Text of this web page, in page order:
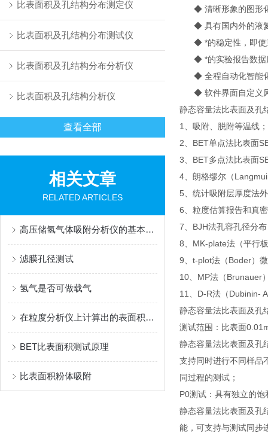
比表面积及孔结构分布测定仪
比表面积及孔结构分布测试仪
比表面积及孔结构分布分析仪
比表面积及孔结构分析仪
查看全部
相关文章
RELATED ARTICLES
高压储氢气体吸附分析仪的基本操作步骤如下
滤膜孔径测试
氢气是否可做载气
在粒度分析仪上计算出的表面积值准确吗？
BET比表面积测试原理
比表面积粉体吸附
◆ 清晰形象的图形化
◆ 具有国内外的液氮
◆ *的稳定性，即使
◆ *的实验报告数据
◆ 全程自动化智能化
◆ 软件界面自定义
静态容量法比表面及孔
1、吸附、脱附等温线；
2、BET单点法比表面
3、BET多点法比表
4、朗格缪尔（
5、统计吸附层厚度法
6、粒度估算报告和真
7、BJH法孔容孔径分
8、MK-plate法（平行
9、t-plot法（Boder）
10、MP法（Brunauer
11、D-R法（Dubinin-
静态容量法比表面及孔
测试范围：比表面
静态容量法比表面及孔
支持同时进行不同样品
同过程的测试；
P0测试：具有独立的
静态容量法比表面及孔
能，可支持与测试同步